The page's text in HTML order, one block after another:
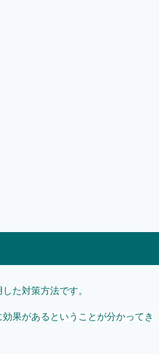
た対策方法です。
果があるということが分かってき